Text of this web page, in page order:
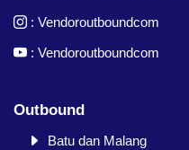
: Vendoroutboundcom
: Vendoroutboundcom
Outbound
Batu dan Malang